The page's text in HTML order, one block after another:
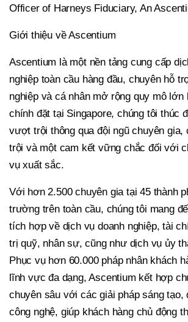
Officer of Harneys Fiduciary, An
Giới thiệu về Ascentium
Ascentium là một nền tảng cung cấp
nghiệp toàn cầu hàng đầu, chuyên hỗ
nghiệp và cá nhân mở rộng quy mô
chính đặt tại Singapore, chúng tôi thúc
vượt trội thông qua đội ngũ chuyên gia,
trội và một cam kết vững chắc đối với
vụ xuất sắc.
Với hơn 2.500 chuyên gia tại 45 thành
trường trên toàn cầu, chúng tôi mang
tích hợp về dịch vụ doanh nghiệp, tài
trị quỹ, nhân sự, cũng như dịch vụ ủy
Phục vụ hơn 60.000 pháp nhân khách
lĩnh vực đa dạng, Ascentium kết hợp
chuyên sâu với các giải pháp sáng
công nghệ, giúp khách hàng chủ động